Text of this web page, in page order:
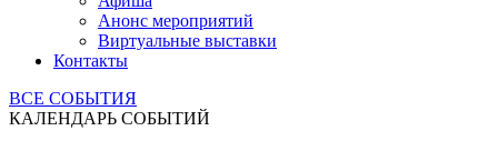
Анонс мероприятий
Виртуальные выставки
Контакты
ВСЕ СОБЫТИЯ
КАЛЕНДАРЬ СОБЫТИЙ